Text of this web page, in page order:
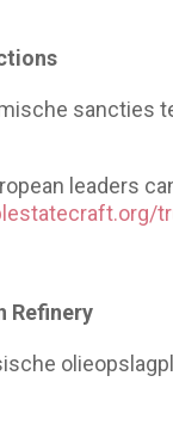
sancties
leaders
Refinery